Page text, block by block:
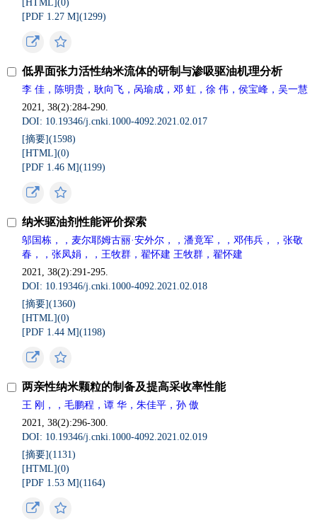
[HTML](0)
[PDF 1.27 M](1299)
低界面张力活性纳米流体的研制与渗吸驱油机理分析
李 佳，陈明贵，耿向飞，呙瑜成，邓 虹，徐 伟，侯宝峰，吴一慧
2021, 38(2):284-290.
DOI: 10.19346/j.cnki.1000-4092.2021.02.017
[摘要](1598)
[HTML](0)
[PDF 1.46 M](1199)
纳米驱油剂性能评价探索
邬国栋，，麦尔耶姆古丽·安外尔，，潘竟军，，邓伟兵，，张敬
春，，张凤娟，，王牧群，翟怀建 王牧群，翟怀建
2021, 38(2):291-295.
DOI: 10.19346/j.cnki.1000-4092.2021.02.018
[摘要](1360)
[HTML](0)
[PDF 1.44 M](1198)
两亲性纳米颗粒的制备及提高采收率性能
王 刚，，毛鹏程，谭 华，朱佳平，孙 傲
2021, 38(2):296-300.
DOI: 10.19346/j.cnki.1000-4092.2021.02.019
[摘要](1131)
[HTML](0)
[PDF 1.53 M](1164)